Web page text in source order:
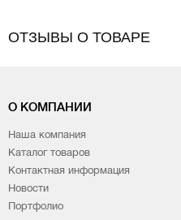
ОТЗЫВЫ О ТОВАРЕ
О КОМПАНИИ
Наша компания
Каталог товаров
Контактная информация
Новости
Портфолио